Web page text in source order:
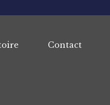
Contact